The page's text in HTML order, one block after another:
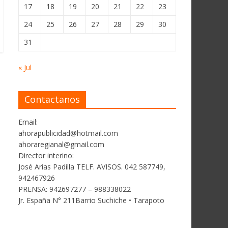
17
18 19 20 21 22
23
24
25 26 27 28 29
30
31
« Jul
Contactanos
Email:
ahorapublicidad@hotmail.com
ahoraregianal@gmail.com
Director interino:
José Arias Padilla TELF. AVISOS. 042 587749,
942467926
PRENSA: 942697277 – 988338022
Jr. España N° 211Barrio Suchiche • Tarapoto